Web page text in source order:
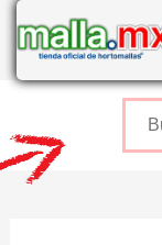
contenido